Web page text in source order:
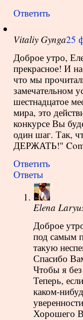
Ответить
Vitaliy Gynga25
Доброе утро,
прекрасное! И
что мы
замечательном
шестнадцатое
мира, это
конкурсе Вы
один шаг. Так,
ДЕРЖАТЬ!" Com
Ответить
Ответы
Elena
Доброе
под самым
такую
Спасибо
Чтобы я
Теперь,
каком-
Хорошего